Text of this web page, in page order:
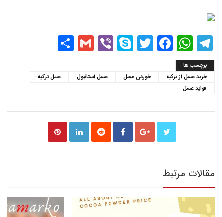
Telegram
WhatsApp
Facebook
Twitter
Skype
Viber
Gmail
برچسب ها
خرید عسل از ترکیه
خوردن عسل عسل استانبول
عسل ترکیه
فواید عسل
مقالات مرتبط